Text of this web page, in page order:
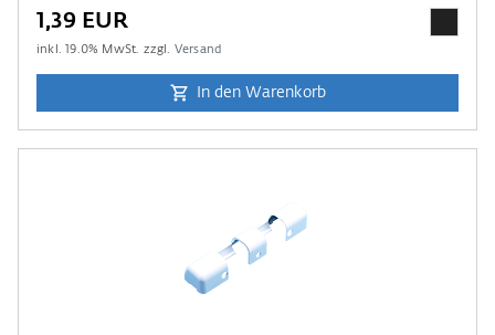
1,39 EUR
inkl.19.0% MwSt. zzgl. Versand
In den Warenkorb